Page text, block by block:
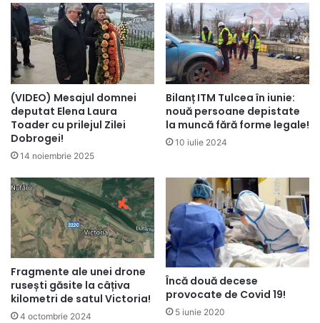
(VIDEO) Mesajul domnei
deputat Elena Laura
Toader cu prilejul Zilei
Dobrogei!
14 noiembrie 2025
Bilanț ITM Tulcea în iunie:
nouă persoane depistate
la muncă fără forme legale!
10 iulie 2024
Fragmente ale unei drone
rusești găsite la câțiva
kilometri de satul Victoria!
4 octombrie 2024
Încă două decese
provocate de Covid 19!
5 iunie 2020